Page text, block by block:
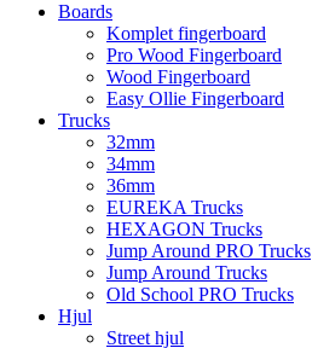
Boards
Komplet fingerboard
Pro Wood Fingerboard
Wood Fingerboard
Easy Ollie Fingerboard
Trucks
32mm
34mm
36mm
EUREKA Trucks
HEXAGON Trucks
Jump Around PRO Trucks
Jump Around Trucks
Old School PRO Trucks
Hjul
Street hjul